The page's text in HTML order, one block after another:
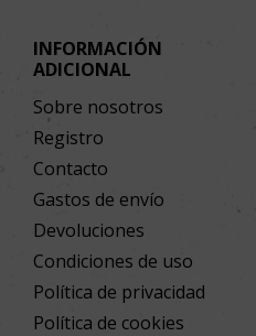
INFORMACIÓN
ADICIONAL
Sobre nosotros
Registro
Contacto
Gastos de envío
Devoluciones
Condiciones de uso
Política de privacidad
Política de cookies